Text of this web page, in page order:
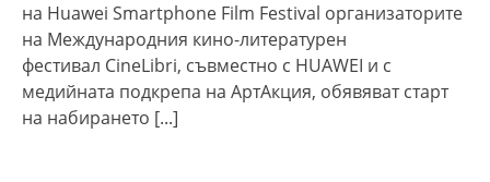
на Huawei Smartphone Film Festival организаторите
на Международния кино-литературен
фестивал CineLibri, съвместно с HUAWEI и с
медийната подкрепа на АртАкция, обявяват старт
на набирането [...]